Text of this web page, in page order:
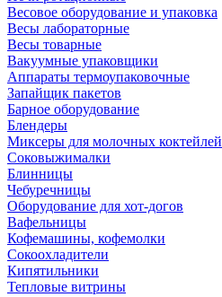
Весовое оборудование и упаковка
Весы лабораторные
Весы товарные
Вакуумные упаковщики
Аппараты термоупаковочные
Запайщик пакетов
Барное оборудование
Блендеры
Миксеры для молочных коктейлей
Соковыжималки
Блинницы
Чебуречницы
Оборудование для хот-догов
Вафельницы
Кофемашины, кофемолки
Сокоохладители
Кипятильники
Тепловые витрины